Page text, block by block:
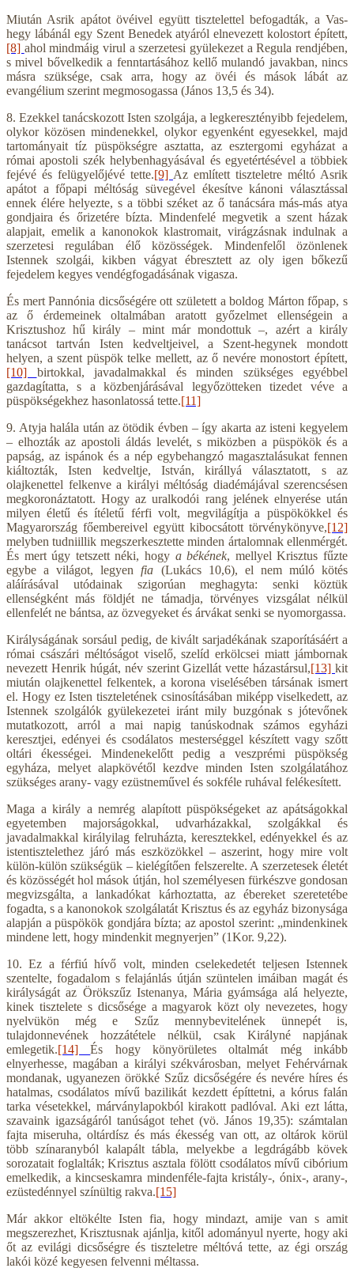
Miután Asrik apátot övéivel együtt tisztelettel befogadták, a Vas-
hegy lábánál egy Szent Benedek atyáról elnevezett kolostort épített,
[8] ahol mindmáig virul a szerzetesi gyülekezet a Regula rendjében,
s mivel bővelkedik a fenntartásához kellő mulandó javakban, nincs
másra szüksége, csak arra, hogy az övéi és mások lábát az
evangélium szerint megmosogassa (János 13,5 és 34).
8. Ezekkel tanácskozott Isten szolgája, a legkeresztényibb fejedelem,
olykor közösen mindenekkel, olykor egyenként egyesekkel, majd
tartományait tíz püspökségre asztatta, az esztergomi egyházat a
római apostoli szék helybenhagyásával és egyetértésével a többiek
fejévé és felügyelőjévé tette.[9] Az említett tiszteletre méltó Asrik
apátot a főpapi méltóság süvegével ékesítve kánoni választással
ennek élére helyezte, s a többi széket az ő tanácsára más-más atya
gondjaira és őrizetére bízta. Mindenfelé megvetik a szent házak
alapjait, emelik a kanonokok klastromait, virágzásnak indulnak a
szerzetesi regulában élő közösségek. Mindenfelől özönlenek
Istennek szolgái, kikben vágyat ébresztett az oly igen bőkezű
fejedelem kegyes vendégfogadásának vigasza.
És mert Pannónia dicsőségére ott született a boldog Márton főpap, s
az ő érdemeinek oltalmában aratott győzelmet ellenségein a
Krisztushoz hű király – mint már mondottuk –, azért a király
tanácsot tartván Isten kedveltjeivel, a Szent-hegynek mondott
helyen, a szent püspök telke mellett, az ő nevére monostort épített,
[10] birtokkal, javadalmakkal és minden szükséges egyébbel
gazdagítatta, s a közbenjárásával legyőzötteken tizedet véve a
püspökségekhez hasonlatossá tette.[11]
9. Atyja halála után az ötödik évben – így akarta az isteni kegyelem
– elhozták az apostoli áldás levelét, s miközben a püspökök és a
papság, az ispánok és a nép egybehangzó magasztalásukat fennen
kiáltozták, Isten kedveltje, István, királlyá választatott, s az
olajkenettel felkenve a királyi méltóság diadémájával szerencsésen
megkoronáztatott. Hogy az uralkodói rang jelének elnyerése után
milyen életű és ítéletű férfi volt, megvilágítja a püspökökkel és
Magyarország főembereivel együtt kibocsátott törvénykönyve,[12]
melyben tudniillik megszerkesztette minden ártalomnak ellenmérgét.
És mert úgy tetszett néki, hogy a békének, mellyel Krisztus fűzte
egybe a világot, legyenfia (Lukács 10,6), el nem múló kötés
aláírásával utódainak szigorúan meghagyta: senki köztük
ellenségként más földjét ne támadja, törvényes vizsgálat nélkül
ellenfelét ne bántsa, az özvegyeket és árvákat senki se nyomorgassa.
Királyságának sorsául pedig, de kivált sarjadékának szaporításáért a
római császári méltóságot viselő, szelíd erkölcsei miatt jámbornak
nevezett Henrik húgát, név szerint Gizellát vette házastársul,[13] kit
miután olajkenettel felkentek, a korona viselésében társának ismert
el. Hogy ez Isten tiszteletének csinosításában miképp viselkedett, az
Istennek szolgálók gyülekezetei iránt mily buzgónak s jótevőnek
mutatkozott, arról a mai napig tanúskodnak számos egyházi
keresztjei, edényei és csodálatos mesterséggel készített vagy szőtt
oltári ékességei. Mindenekelőtt pedig a veszprémi püspökség
egyháza, melyet alapkövétől kezdve minden Isten szolgálatához
szükséges arany- vagy ezüstneművel és sokféle ruhával felékesített.
Maga a király a nemrég alapított püspökségeket az apátságokkal
egyetemben majorságokkal, udvarházakkal, szolgákkal és
javadalmakkal királyilag felruházta, keresztekkel, edényekkel és az
istentisztelethez járó más eszközökkel – aszerint, hogy mire volt
külön-külön szükségük – kielégítően felszerelte. A szerzetesek életét
és közösségét hol mások útján, hol személyesen fürkészve gondosan
megvizsgálta, a lankadókat kárhoztatta, az ébereket szeretetébe
fogadta, s a kanonokok szolgálatát Krisztus és az egyház bizonysága
alapján a püspökök gondjára bízta; az apostol szerint: „mindenkinek
mindene lett, hogy mindenkit megnyerjen” (1Kor. 9,22).
10. Ez a férfiú hívő volt, minden cselekedetét teljesen Istennek
szentelte, fogadalom s felajánlás útján szüntelen imáiban magát és
királyságát az Örökszűz Istenanya, Mária gyámsága alá helyezte,
kinek tisztelete s dicsősége a magyarok közt oly nevezetes, hogy
nyelvükön még e Szűz mennybevitelének ünnepét is,
tulajdonnevének hozzátétele nélkül, csak Királyné napjának
emlegetik.[14]És hogy könyörületes oltalmát még inkább
elnyerhesse, magában a királyi székvárosban, melyet Fehérvárnak
mondanak, ugyanezen örökké Szűz dicsőségére és nevére híres és
hatalmas, csodálatos mívű bazilikát kezdett építtetni, a kórus falán
tarka vésetekkel, márványlapokból kirakott padlóval. Aki ezt látta,
szavaink igazságáról tanúságot tehet (vö. János 19,35): számtalan
fajta miseruha, oltárdísz és más ékesség van ott, az oltárok körül
több színaranyból kalapált tábla, melyekbe a legdrágább kövek
sorozatait foglalták; Krisztus asztala fölött csodálatos mívű cibórium
emelkedik, a kincseskamra mindenféle-fajta kristály-, ónix-, arany-,
ezüstedénnyel színültig rakva.[15]
Már akkor eltökélte Isten fia, hogy mindazt, amije van s amit
megszerezhet, Krisztusnak ajánlja, kitől adományul nyerte, hogy aki
őt az evilági dicsőségre és tiszteletre méltóvá tette, az égi ország
lakói közé kegyesen felvenni méltassa.